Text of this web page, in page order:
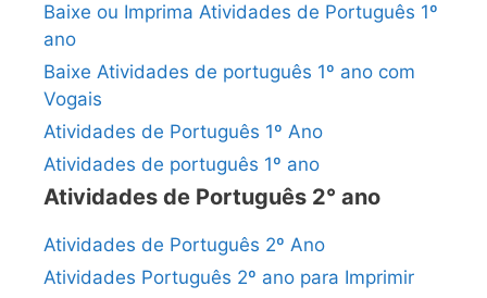
Baixe ou Imprima Atividades de Português 1º
ano
Baixe Atividades de português 1º ano com
Vogais
Atividades de Português 1º Ano
Atividades de português 1º ano
Atividades de Português 2° ano
Atividades de Português 2º Ano
Atividades Português 2º ano para Imprimir